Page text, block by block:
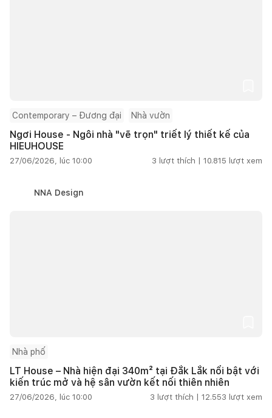
Contemporary – Đương đại Nhà vườn
Ngơi House - Ngôi nhà "vẽ trọn" triết lý thiết kế của
HIEUHOUSE
27/06/2026, lúc 10:00 3 lượt thích | 10.815 lượt xem
NNA Design
Nhà phố
LT House – Nhà hiện đại 340m² tại Đắk Lắk nổi bật với
kiến trúc mở và hệ sân vườn kết nối thiên nhiên
27/06/2026, lúc 10:00 3 lượt thích | 12.553 lượt xem